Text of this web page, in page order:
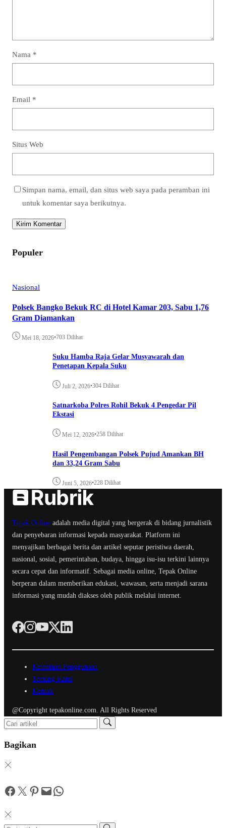
Nama *
Email *
Situs Web
Simpan nama, email, dan situs web saya pada peramban ini
untuk komentar saya berikutnya.
Populer
Nasional
Polsek Bangko Bekuk RC di Hotel Kamar 203, Sabu 1,76
Gram Diamankan
Mei 18, 2026•703 Dilihat
Suku Hamba Raja Gelar Musyawarah dan
Penetapan Kepala Suku
Juli 2, 2026•304 Dilihat
Satnarkoba Polres Rohil Bekuk 4 Pengedar Pil
Ekstasi
Mei 12, 2026•258 Dilihat
Hasil Pengembangan Polsek Pujud Amankan BH
dan 33,24 Gram Sabu
Juni 5, 2026•228 Dilihat
Tepak Online adalah media digital yang bergerak di bidang jurnalistik
dan penyebaran informasi kepada masyarakat. Platform ini
menyajikan berbagai berita dan artikel seputar peristiwa daerah,
nasional, sosial, pemerintahan, budaya, hingga isu-isu terkini lainnya
secara cepat dan informatif. Sebagai media online, Tepak Online
berperan dalam memberikan edukasi, wawasan, serta menjadi sarana
informasi yang mudah diakses oleh publik melalui internet.
Ketentuan Penggunaan
Tentang Kami
Kontak
@Copyright tepakonline.com. All Rights Reserved
Bagikan
Facebook
Twitter
Pinterest
MailWhatsApp